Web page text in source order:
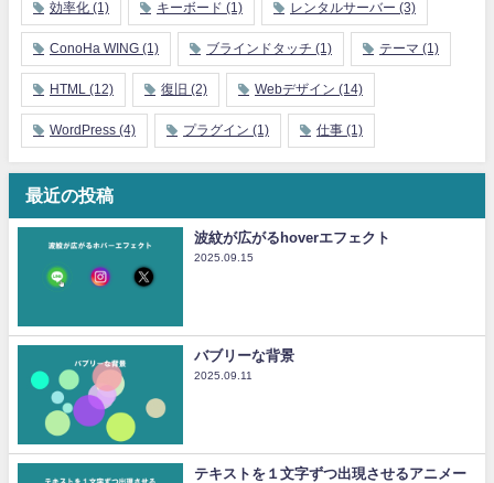
効率化 (1) キーボード (1) レンタルサーバー (3)
ConoHa WING (1) ブラインドタッチ (1) テーマ (1)
HTML (12) 復旧 (2) Webデザイン (14)
WordPress (4) プラグイン (1) 仕事 (1)
最近の投稿
波紋が広がるhoverエフェクト
2025.09.15
バブリーな背景
2025.09.11
テキストを１文字ずつ出現させるアニメー